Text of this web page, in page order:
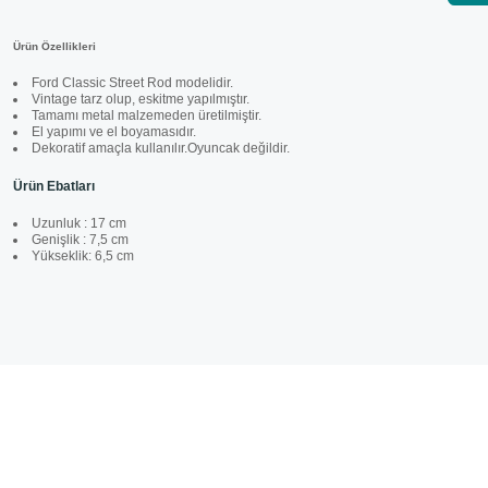
Ürün Özellikleri
Ford Classic Street Rod modelidir.
Vintage tarz olup, eskitme yapılmıştır.
Tamamı metal malzemeden üretilmiştir.
El yapımı ve el boyamasıdır.
Dekoratif amaçla kullanılır.Oyuncak değildir.
Ürün Ebatları
Uzunluk : 17 cm
Genişlik : 7,5 cm
Yükseklik: 6,5 cm